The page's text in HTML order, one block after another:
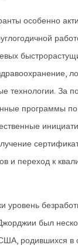
особенно
технологии. За
программы
и переход к
уровень
был
родившихся в